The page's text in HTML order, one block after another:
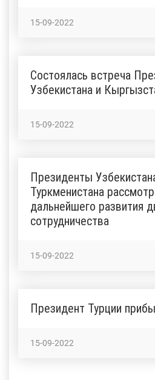
15-09-2022
Состоялась встреча
Узбекистана и
15-09-2022
Президенты
Туркменистана
дальнейшего развития
сотрудничества
15-09-2022
Президент Турции
15-09-2022